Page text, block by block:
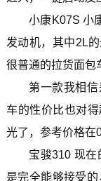
小康K07S 小
发动机，其中2L
很普通的拉货面包
第一款我相
车的性价比也对
光了，参考价格在
宝骏310 现
是完全能够接受